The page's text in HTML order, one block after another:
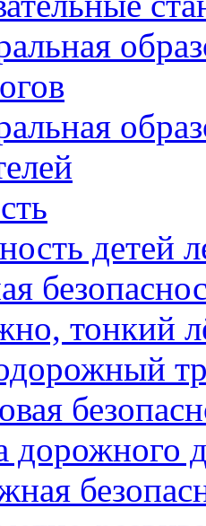
детей
тонкий
дорожного